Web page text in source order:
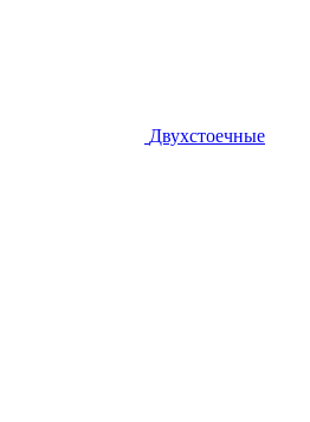
Двухстоечные